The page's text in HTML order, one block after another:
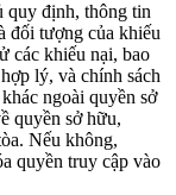
quy định, thông tin
đối tượng của khiếu
các khiếu nại, bao
lý, và chính sách
ngoài quyền sở
quyền sở hữu,
Nếu không,
quyền truy cập vào